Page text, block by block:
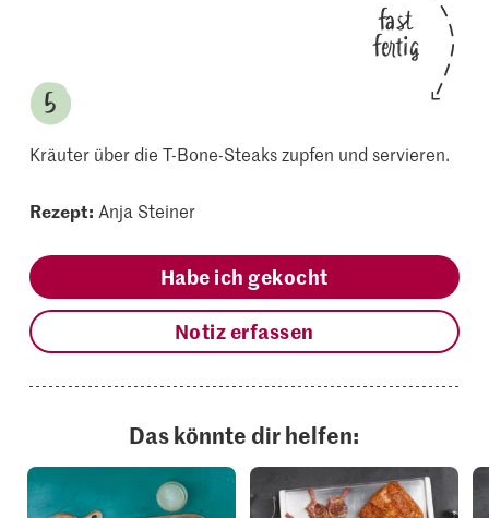
fast
fertig
Kräuter über die T-Bone-Steaks zupfen und servieren.
Rezept: Anja Steiner
Habe ich gekocht
Notiz erfassen
Das könnte dir helfen: